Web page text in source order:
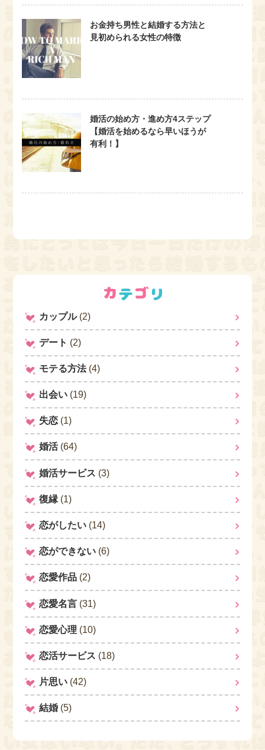
お金持ち男性と結婚する方法と
見初められる女性の特徴
婚活の始め方・進め方4ステップ
【婚活を始めるなら早いほうが
有利！】
カップル(2)
デート (2)
モテる方法(4)
出会い (19)
失恋 (1)
婚活(64)
婚活サービス (3)
復縁 (1)
恋がしたい (14)
恋ができない (6)
恋愛作品 (2)
恋愛名言 (31)
恋愛心理 (10)
恋活サービス (18)
片思い (42)
結婚 (5)